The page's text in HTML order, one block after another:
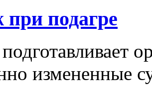
подагре
измененные